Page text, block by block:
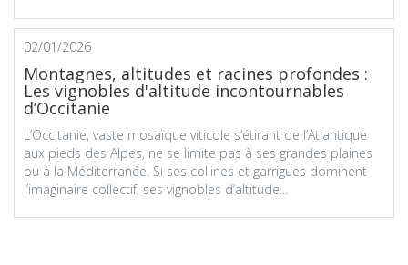
02/01/2026
Montagnes, altitudes et racines profondes :
Les vignobles d'altitude incontournables
d’Occitanie
L’Occitanie, vaste mosaïque viticole s’étirant de l’Atlantique
aux pieds des Alpes, ne se limite pas à ses grandes plaines
ou à la Méditerranée. Si ses collines et garrigues dominent
l’imaginaire collectif, ses vignobles d’altitude...